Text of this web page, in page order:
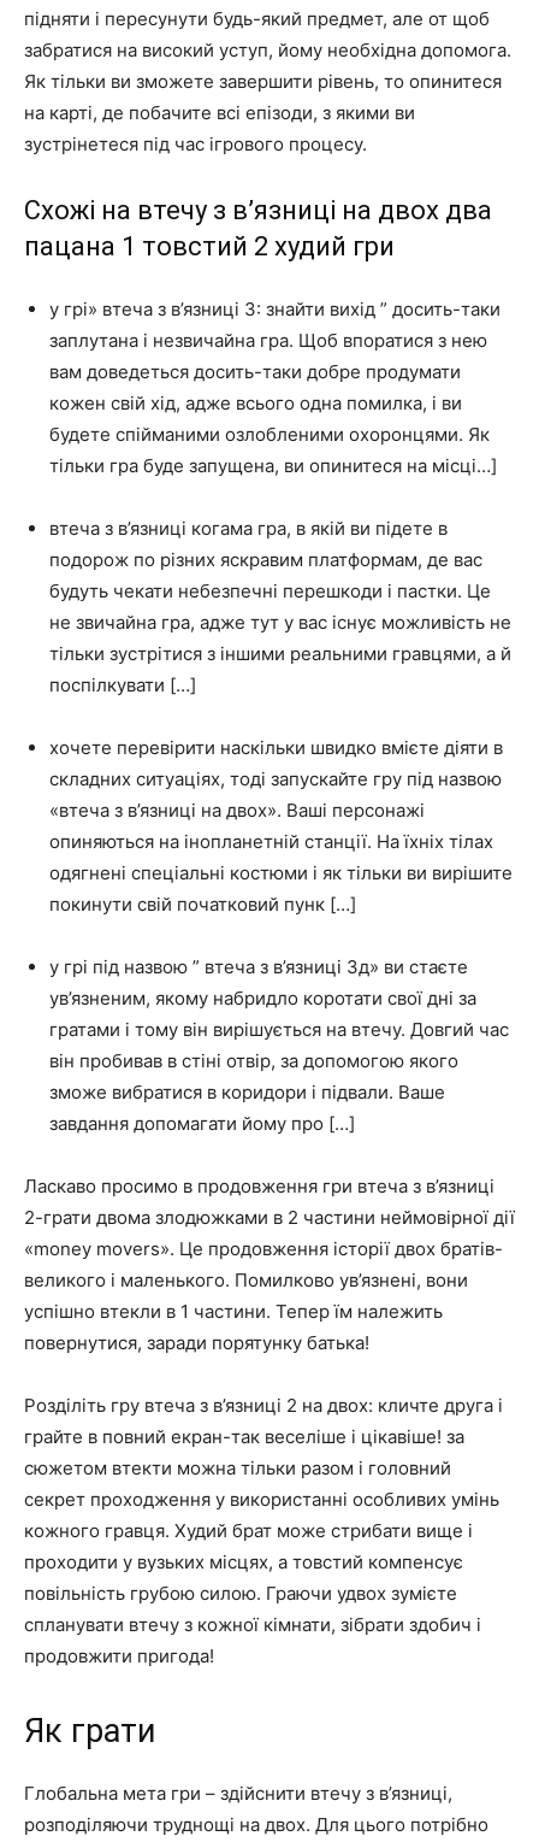
підняти і пересунути будь-який предмет, але от щоб
забратися на високий уступ, йому необхідна допомога.
Як тільки ви зможете завершити рівень, то опинитеся
на карті, де побачите всі епізоди, з якими ви
зустрінетеся під час ігрового процесу.
Схожі на втечу з в’язниці на двох два
пацана 1 товстий 2 худий гри
у грі» втеча з в’язниці 3: знайти вихід ” досить-таки
заплутана і незвичайна гра. Щоб впоратися з нею
вам доведеться досить-таки добре продумати
кожен свій хід, адже всього одна помилка, і ви
будете спійманими озлобленими охоронцями. Як
тільки гра буде запущена, ви опинитеся на місці…]
втеча з в’язниці когама гра, в якій ви підете в
подорож по різних яскравим платформам, де вас
будуть чекати небезпечні перешкоди і пастки. Це
не звичайна гра, адже тут у вас існує можливість не
тільки зустрітися з іншими реальними гравцями, а й
поспілкувати […]
хочете перевірити наскільки швидко вмієте діяти в
складних ситуаціях, тоді запускайте гру під назвою
«втеча з в’язниці на двох». Ваші персонажі
опиняються на інопланетній станції. На їхніх тілах
одягнені спеціальні костюми і як тільки ви вирішите
покинути свій початковий пунк […]
у грі під назвою ” втеча з в’язниці 3д» ви стаєте
ув’язненим, якому набридло коротати свої дні за
гратами і тому він вирішується на втечу. Довгий час
він пробивав в стіні отвір, за допомогою якого
зможе вибратися в коридори і підвали. Ваше
завдання допомагати йому про […]
Ласкаво просимо в продовження гри втеча з в’язниці
2-грати двома злодюжками в 2 частини неймовірної дії
«money movers». Це продовження історії двох братів-
великого і маленького. Помилково ув’язнені, вони
успішно втекли в 1 частини. Тепер їм належить
повернутися, заради порятунку батька!
Розділіть гру втеча з в’язниці 2 на двох: кличте друга і
грайте в повний екран-так веселіше і цікавіше! за
сюжетом втекти можна тільки разом і головний
секрет проходження у використанні особливих умінь
кожного гравця. Худий брат може стрибати вище і
проходити у вузьких місцях, а товстий компенсує
повільність грубою силою. Граючи удвох зумієте
спланувати втечу з кожної кімнати, зібрати здобич і
продовжити пригода!
Як грати
Глобальна мета гри – здійснити втечу з в’язниці,
розподіляючи труднощі на двох. Для цього потрібно